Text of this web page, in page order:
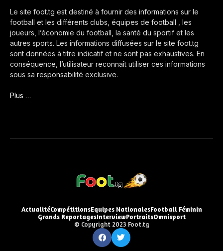
Le site foot.tg est destiné à fournir des informations sur le
football et les différents clubs, équipes de football , les
joueurs, l’économie du football, la santé du sportif et les
autres sports. Les informations diffusées sur le site foot.tg
sont données à titre indicatif et ne sont pas exhaustives. En
conséquence, l’utilisateur reconnaît utiliser ces informations
sous sa responsabilité exclusive.
Plus …
ActualitéCompétitionsEquipes NationalesFootball Féminin
Grands ReportagesInterviewPortraitsOmnisport
© Copyright 2023 Foot.tg